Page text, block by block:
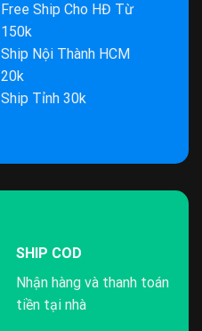
Free Ship Cho HĐ Từ
150k
Ship Nội Thành HCM
20k
Ship Tỉnh 30k
SHIP COD
Nhận hàng và thanh toán
tiền tại nhà